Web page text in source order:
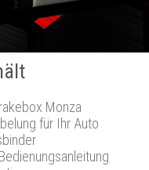
Monza
für Ihr Auto